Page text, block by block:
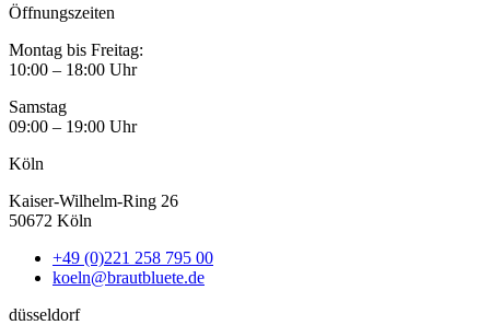
Öffnungszeiten
Montag bis Freitag:
10:00 – 18:00 Uhr
Samstag
09:00 – 19:00 Uhr
Köln
Kaiser-Wilhelm-Ring 26
50672 Köln
+49 (0)221 258 795 00
koeln@brautbluete.de
düsseldorf